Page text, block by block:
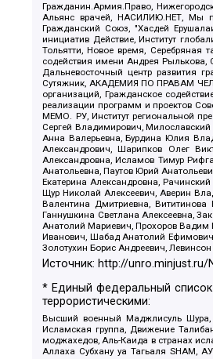
Гражданин.Армия.Право,
Альянс врачей, НАСИЛИЮ.НЕТ, Мы
Гражданский Союз, "Хасдей
инициатив Действие, Институт
Тольятти, Новое время, Серебряная
содействия имени Андрея Рылькова,
Дальневосточный центр развития
Сутяжник, АКАДЕМИЯ ПО ПРАВАМ
организаций, Гражданское
реализации программ и проектов
МЕМО. РУ, Институт региональной
Сергей Владимирович,
Анна Валерьевна, Бурдина Юлия
Александрович, Шарипков Олег
Александровна, Исламов Тимур
Анатольевна, Паутов Юрий
Екатерина Александровна,
Щур Николай Алексеевич, Аверин
Валентина Дмитриевна,
Ганнушкина Светлана Алексеевна,
Анатолий Мариевич, Прохоров Вадим
Иванович, Шабад Анатолий
Золотухин Борис Андреевич,
Источник: http://unro.minjust.ru/
* Единый федеральный список
террористическими:
Высший военный Маджлисуль Шура,
Исламская группа, Движение
моджахедов, Аль-Каида в странах
Аллаха Субхану уа Тагьаля SHAM,